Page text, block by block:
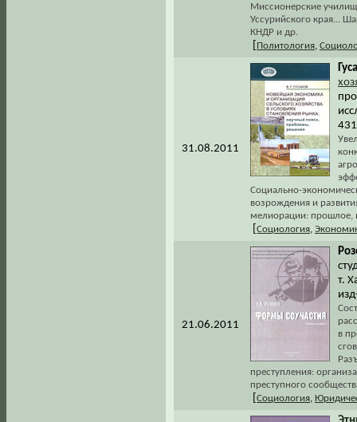
Миссионерские
Уссурийского края...
КНДР и др.
Политология
31.08.2011
Социально-
возрождения и
мелиорации: прошлое,
Социология
21.06.2011
т.
в
преступления:
преступного
Социология